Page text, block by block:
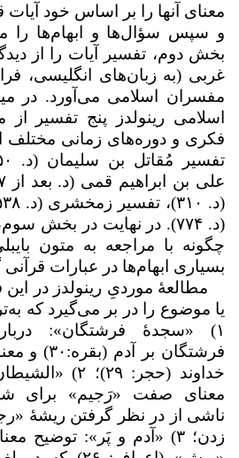
معنای آنها را بر اساس خود آیات
و سپس سؤال‌ها و ابهام‌ها
بخش دوم، تفسیر آیات را از
غربی (به زبان‌های انگلیسی،
مفسران اسلامی می‌آورد. در
اسلامی رینولدز پنج تفسیر
فکری و دوره‌های زمانی مختلف
(د. ۷۷۴). در نهایت در بخش
چگونه با مراجعه به متون
بسیاری ابهام‌ها در عبارات
مطالعۀ موردیِ رینولدز در
یا موضوع را در بر می‌گیرد که
۱) «سجدۀ فرشتگان»:
فرشتگان بر
خداوند )حجر: ۲۹ (
؛ ۲)
معنای صفت «رَجیم» برای
ناشی از در نظر گرفتن ریشۀ
زدن؛ ۳) «آدم و پَر»: توضیح